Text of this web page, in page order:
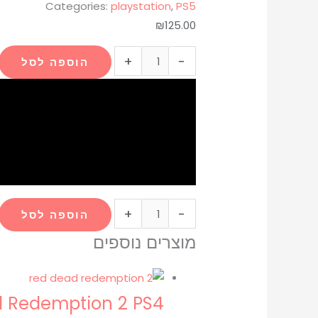
Categories: playstation,PS5
₪125.00
-
+ הוספה לסל
-
+ הוספה לסל
מוצרים נוספים
Redemption 2 PS4